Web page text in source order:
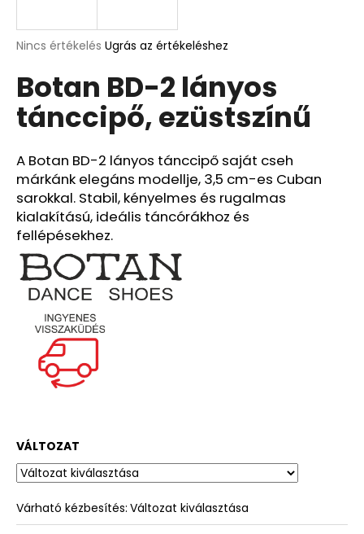
A
átlagos
értékelése
5-
ből
csillag.
Nincs értékelés Ugrás az értékeléshez
Botan BD-2 lányos
tánccipő, ezüstszínű
A Botan BD-2 lányos tánccipő saját cseh
márkánk elegáns modellje, 3,5 cm-es Cuban
sarokkal. Stabil, kényelmes és rugalmas
kialakítású, ideális táncórákhoz és
fellépésekhez.
VÁLTOZAT
Várható kézbesítés: Változat kiválasztása
A
á
n
l
u
k